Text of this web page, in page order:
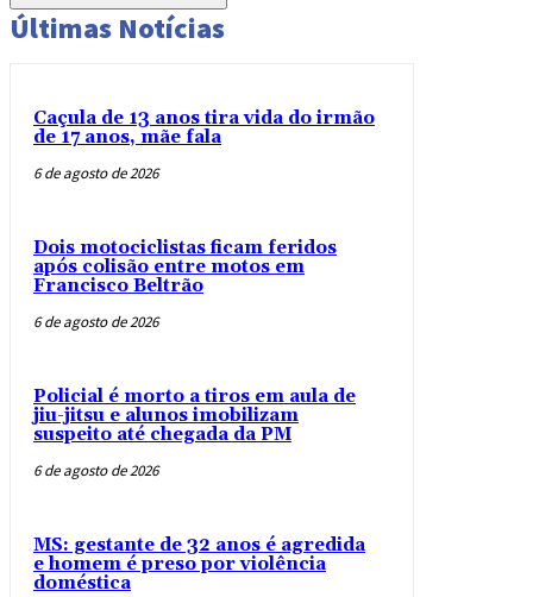
Últimas Notícias
Caçula de 13 anos tira vida do irmão
de 17 anos, mãe fala
6 de agosto de 2026
Dois motociclistas ficam feridos
após colisão entre motos em
Francisco Beltrão
6 de agosto de 2026
Policial é morto a tiros em aula de
jiu-jitsu e alunos imobilizam
suspeito até chegada da PM
6 de agosto de 2026
MS: gestante de 32 anos é agredida
e homem é preso por violência
doméstica